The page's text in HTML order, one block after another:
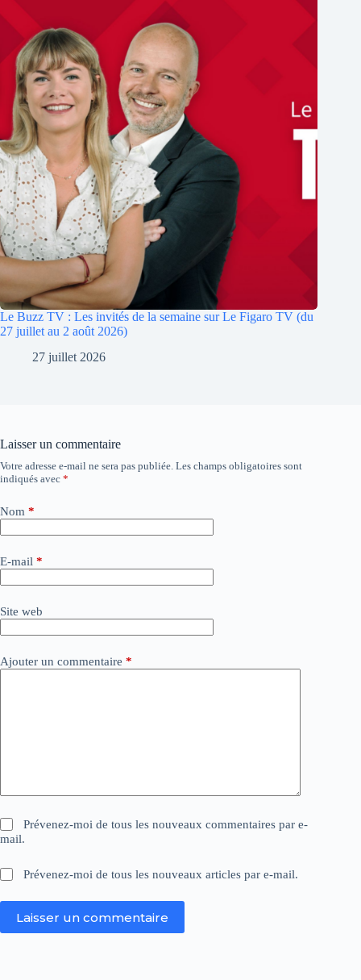
Le Buzz TV : Les invités de la semaine sur Le Figaro TV (du
27 juillet au 2 août 2026)
27 juillet 2026
Laisser un commentaire
Votre adresse e-mail ne sera pas publiée. Les champs obligatoires sont
indiqués avec *
Nom *
E-mail *
Site web
Ajouter un commentaire *
Prévenez-moi de tous les nouveaux commentaires par e-
mail.
Prévenez-moi de tous les nouveaux articles par e-mail.
Laisser un commentaire
A
l
e
n
a
t
i
e